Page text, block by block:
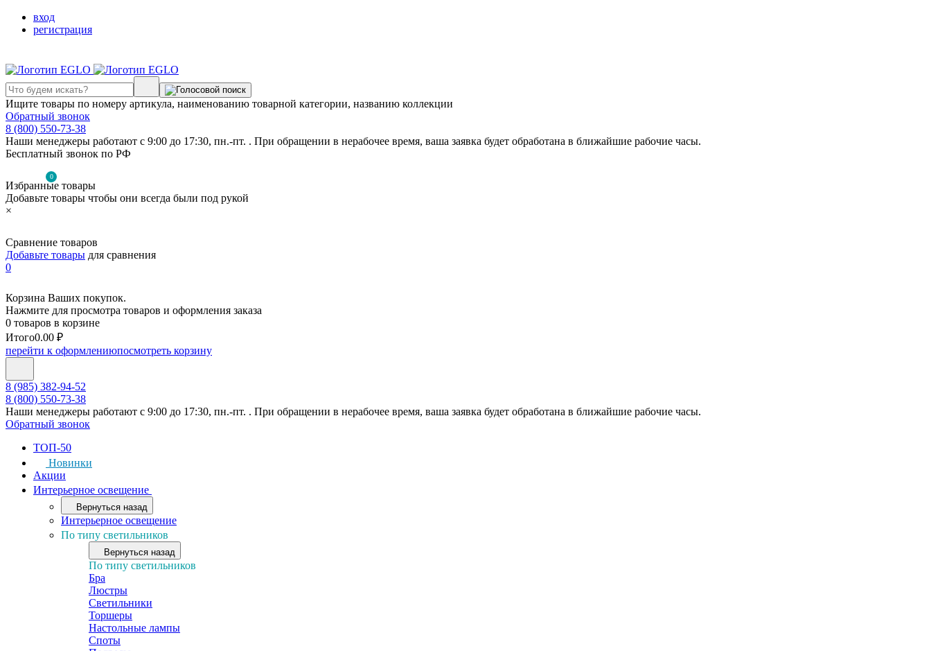
вход
регистрация
Ищите товары по номеру артикула, наименованию товарной категории, названию коллекции
Обратный звонок
8 (800) 550-73-38
Наши менеджеры работают с 9:00 до 17:30, пн.-пт. . При обращении в нерабочее время, ваша заявка будет обработана в ближайшие рабочие часы.
Бесплатный звонок по РФ
0
Избранные товары
Добавьте товары чтобы они всегда были под рукой
×
Сравнение товаров
Добавьте товары для сравнения
0
Корзина Ваших покупок.
Нажмите для просмотра товаров и оформления заказа
0 товаров в корзине
Итого0.00 ₽
перейти к оформлениюпосмотреть корзину
8 (985) 382-94-52
8 (800) 550-73-38
Наши менеджеры работают с 9:00 до 17:30, пн.-пт. . При обращении в нерабочее время, ваша заявка будет обработана в ближайшие рабочие часы.
Обратный звонок
ТОП-50
Новинки
Акции
Интерьерное освещение
Вернуться назад
Интерьерное освещение
По типу светильников
Вернуться назад
По типу светильников
Бра
Люстры
Светильники
Торшеры
Настольные лампы
Споты